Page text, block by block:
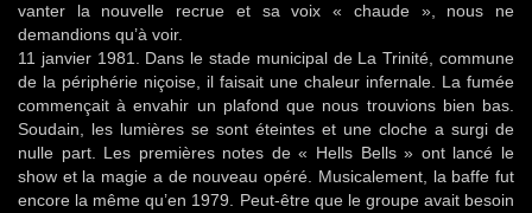
vanter la nouvelle recrue et sa voix « chaude », nous ne
demandions qu’à voir.
11 janvier 1981. Dans le stade municipal de La Trinité, commune
de la périphérie niçoise, il faisait une chaleur infernale. La fumée
commençait à envahir un plafond que nous trouvions bien bas.
Soudain, les lumières se sont éteintes et une cloche a surgi de
nulle part. Les premières notes de « Hells Bells » ont lancé le
show et la magie a de nouveau opéré. Musicalement, la baffe fut
encore la même qu’en 1979. Peut-être que le groupe avait besoin